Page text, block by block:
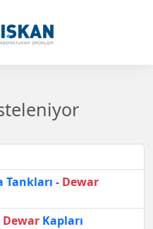
Tankları - Dewar
Dewar Kapları